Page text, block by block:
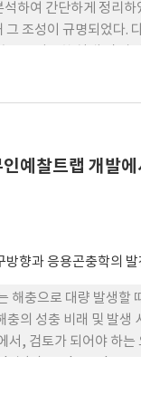
하여 간단하게 정리
조성이 규명되었다.
미끼 개발을 위해 성
찰트랩 개발에
방향과 응용곤충학의
충으로 대량 발생할
의 성충 비래 및 발생
, 검토가 되어야 하
acetate로 구성